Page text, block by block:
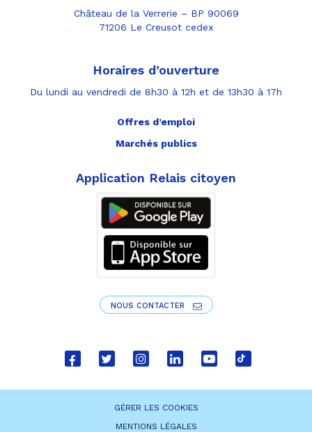
Château de la Verrerie – BP 90069
71206 Le Creusot cedex
Horaires d’ouverture
Du lundi au vendredi de 8h30 à 12h et de 13h30 à 17h
Lien
Lien
Lien
Lien
Lien
Lien
Offres d’emploi
Marchés publics
Application Relais citoyen
NOUS CONTACTER
GÉRER LES COOKIES
MENTIONS LÉGALES